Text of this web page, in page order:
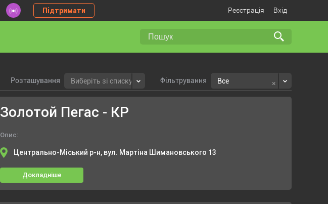
Підтримати Реєстрація Вхід
Розташування Виберіть зі списку Фільтрування ×
Все
Золотой Пегас - КР
Опис:
Центрально-Міський р-н, вул. Мартіна Шимановського 13
Докладніше